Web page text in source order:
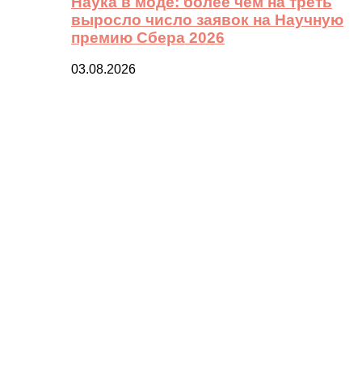
выросло число заявок на Научную
премию Сбера 2026
03.08.2026